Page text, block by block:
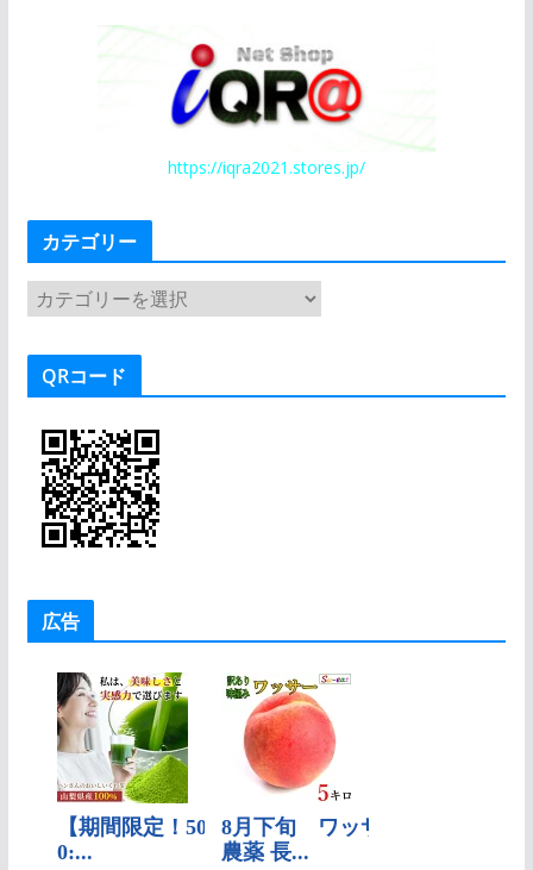
https://iqra2021.stores.jp/
カテゴリー
カ
ゴ
QRコード
広告